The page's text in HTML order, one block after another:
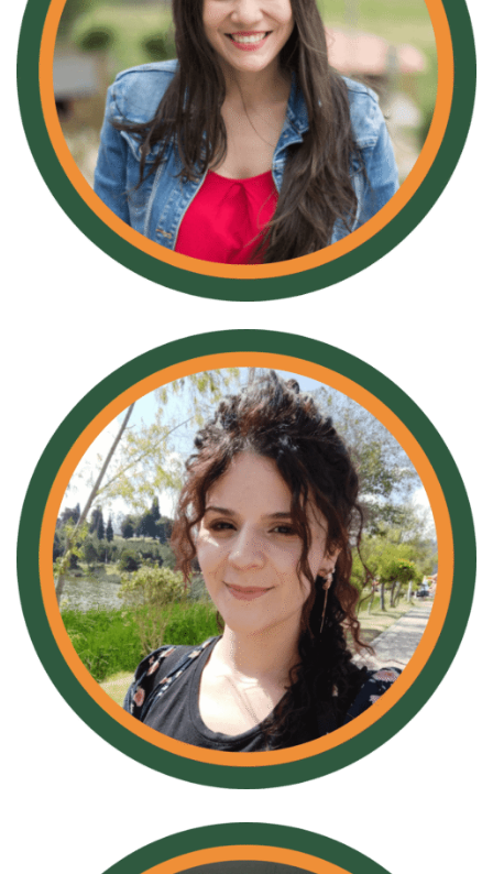
Kelly Pacheco
Desarrolladora Digital
Daniela Niño
Coordinadora